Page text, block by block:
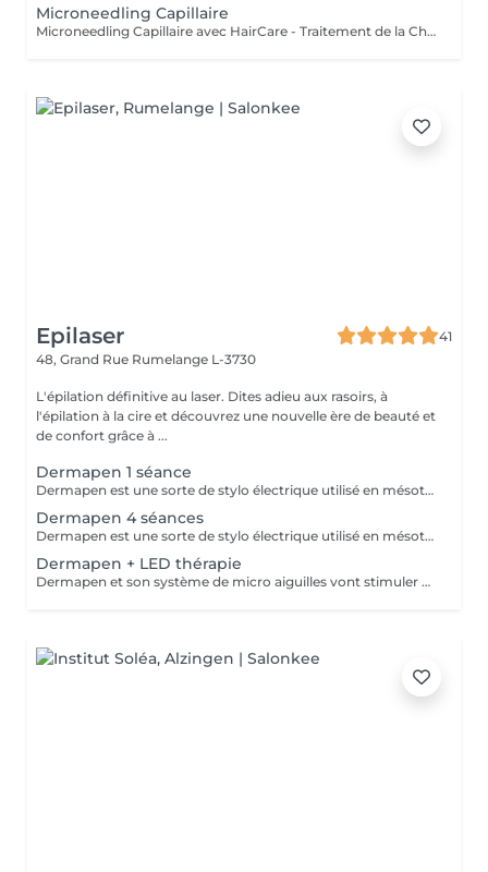
Microneedling Capillaire
Microneedling Capillaire avec HairCare - Traitement de la Chute des Cheveux Le microneedling capillaire avec le produit HairCare du laboratoire Revitacare est un soin innovant et puissant conçu pour revitaliser le cuir chevelu et renforcer la fibre capillaire. Ce traitement professionnel aide à combattre la chute des cheveux, à stimuler la croissance et à améliorer la qualité des cheveux, leur apportant densité et vitalité. Formulé avec un complexe d'ingrédients actifs, le HairCare agit en profondeur pour nourrir les follicules, dynamiser le cuir chevelu et redonner éclat et volume aux cheveux.
Epilaser
41
48, Grand Rue Rumelange L-3730
L'épilation définitive au laser. Dites adieu aux rasoirs, à
l'épilation à la cire et découvrez une nouvelle ère de beauté et
de confort grâce à ...
Dermapen 1 séance
Dermapen est une sorte de stylo électrique utilisé en mésothérapie fractionnée à micro-aiguilles qui vont stimuler collagène et élastine. L'appareil effectue environ 1300 injections par seconde et son caractère pulsatoire facilite l'introduction de substances actives dans l'épiderme et le derme. Ce traitement peut être effectué sur l'ensemble du corps.
Dermapen 4 séances
Dermapen est une sorte de stylo électrique utilisé en mésothérapie fractionnée à micro-aiguilles qui vont stimuler collagène et élastine. L'appareil effectue environ 1300 injections par seconde et son caractère pulsatoire facilite l'introduction de substances actives dans l'épiderme et le derme. Ce traitement peut être effectué sur l'ensemble du corps. Ce forfait de 4 séances permet de faire 1 séance par mois pendant 4 mois.
Dermapen + LED thérapie
Dermapen et son système de micro aiguilles vont stimuler collagène et élastine et facilite l'introduction de substances actives dans l'épiderme et le derme. Ce traitement peut être effectué sur l'ensemble du corps. Couplé avec la thérapie par LED les résultats seront largements boostés.